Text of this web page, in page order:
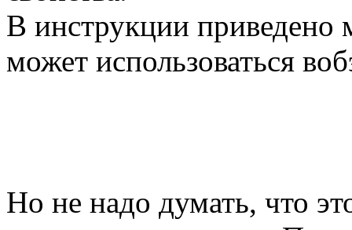
В инструкции приведено
может использоваться
Но не надо думать, что